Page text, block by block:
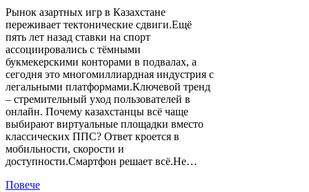
Рынок азартных игр в Казахстане
переживает тектонические сдвиги.Ещё
пять лет назад ставки на спорт
ассоциировались с тёмными
букмекерскими конторами в подвалах, а
сегодня это многомиллиардная индустрия с
легальными платформами.Ключевой тренд
– стремительный уход пользователей в
онлайн. Почему казахстанцы всё чаще
выбирают виртуальные площадки вместо
классических ППС? Ответ кроется в
мобильности, скорости и
доступности.Смартфон решает всё.Не…
Повече